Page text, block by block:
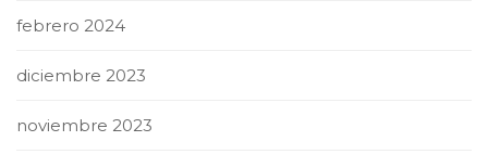
febrero 2024
diciembre 2023
noviembre 2023